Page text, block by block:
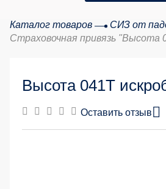
Каталог товаров СИЗ от
Страховочная привязь "Высота
Высота 041Т
Оставить отзыв